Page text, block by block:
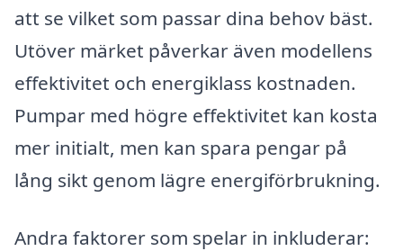
att se vilket som passar dina behov bäst.
Utöver märket påverkar även modellens
effektivitet och energiklass kostnaden.
Pumpar med högre effektivitet kan kosta
mer initialt, men kan spara pengar på
lång sikt genom lägre energiförbrukning.
Andra faktorer som spelar in inkluderar: